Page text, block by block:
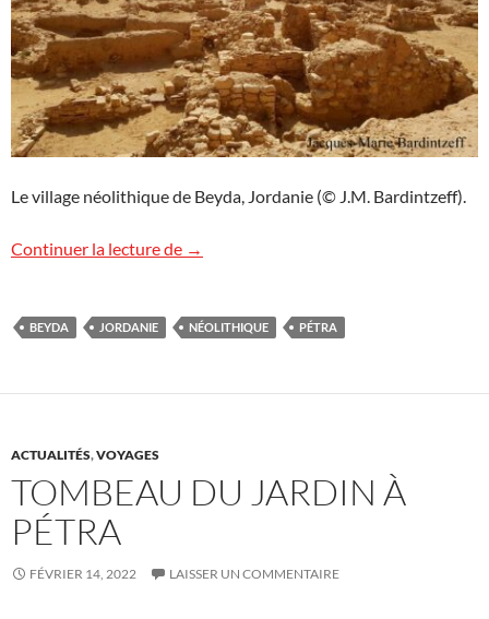
Le village néolithique de Beyda, Jordanie (© J.M. Bardintzeff).
Continuer la lecture de Le village néolithique de Beyda, Jordanie
→
BEYDA JORDANIE NÉOLITHIQUE PÉTRA
ACTUALITÉS,VOYAGES
TOMBEAU DU JARDIN À
PÉTRA
FÉVRIER 14, 2022 LAISSER UN COMMENTAIRE